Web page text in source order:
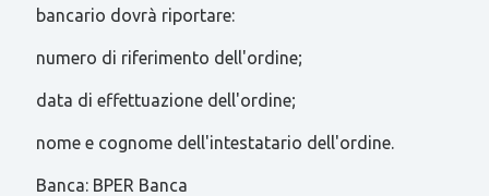
bancario dovrà riportare:
numero di riferimento dell'ordine;
data di effettuazione dell'ordine;
nome e cognome dell'intestatario dell'ordine.
Banca: BPER Banca